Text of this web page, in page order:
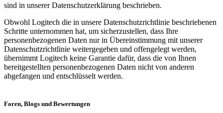
sind in unserer Datenschutzerklärung beschrieben.
Obwohl Logitech die in unsere Datenschutzrichtlinie beschriebenen
Schritte unternommen hat, um sicherzustellen, dass Ihre
personenbezogenen Daten nur in Übereinstimmung mit unserer
Datenschutzrichtlinie weitergegeben und offengelegt werden,
übernimmt Logitech keine Garantie dafür, dass die von Ihnen
bereitgestellten personenbezogenen Daten nicht von anderen
abgefangen und entschlüsselt werden.
Foren, Blogs und Bewertungen